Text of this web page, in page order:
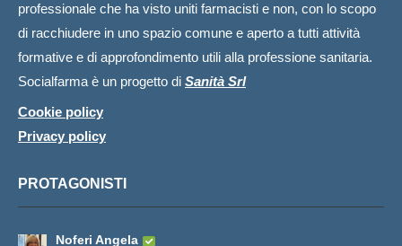
professionale che ha visto uniti farmacisti e non, con lo scopo
di racchiudere in uno spazio comune e aperto a tutti attività
formative e di approfondimento utili alla professione sanitaria.
Socialfarma è un progetto di Sanità Srl
Cookie policy
Privacy policy
PROTAGONISTI
Noferi Angela